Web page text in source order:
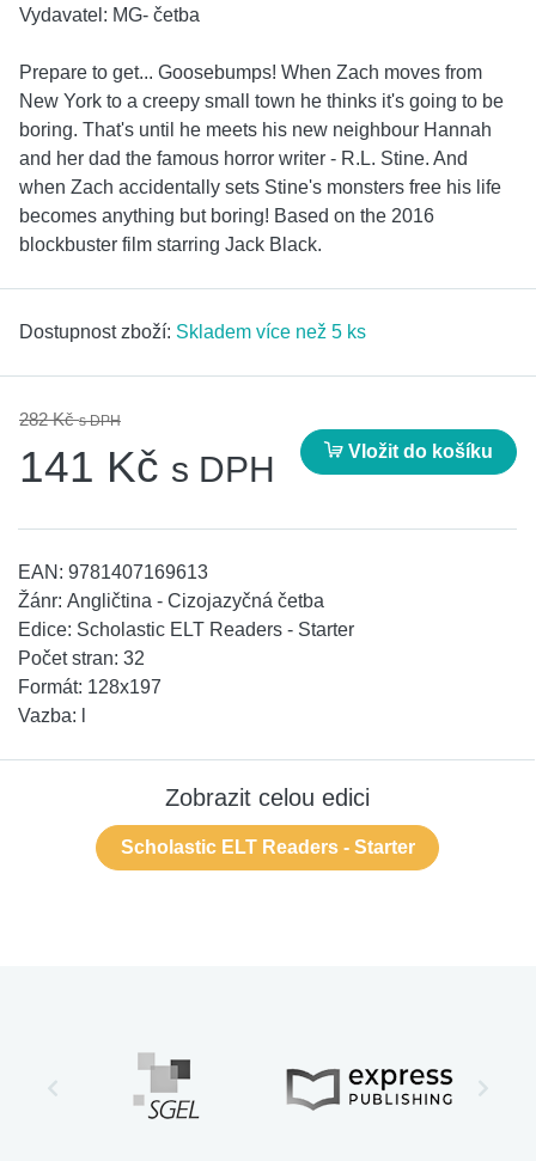
Vydavatel: MG- četba
Prepare to get... Goosebumps! When Zach moves from
New York to a creepy small town he thinks it's going to be
boring. That's until he meets his new neighbour Hannah
and her dad the famous horror writer - R.L. Stine. And
when Zach accidentally sets Stine's monsters free his life
becomes anything but boring! Based on the 2016
blockbuster film starring Jack Black.
Dostupnost zboží: Skladem více než 5 ks
282 Kčs DPH
141 Kč s DPH Vložit do košíku
EAN: 9781407169613
Žánr: Angličtina - Cizojazyčná četba
Edice: Scholastic ELT Readers - Starter
Počet stran: 32
Formát: 128x197
Vazba:
Zobrazit celou edici
Scholastic ELT Readers - Starter